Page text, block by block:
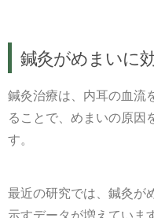
鍼灸がめまいに
鍼灸治療は、内耳の血流
ることで、めまいの原因
す。
最近の研究では、鍼灸が